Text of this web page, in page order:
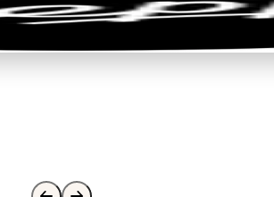
Firmenkunden Sale